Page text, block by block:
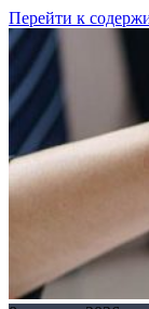
Перейти к